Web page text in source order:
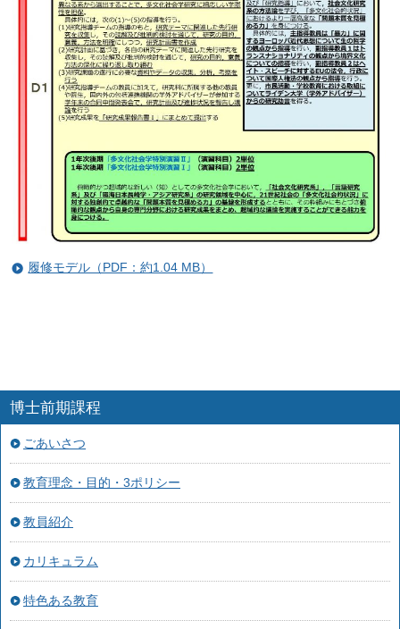
履修モデル（PDF：約1.04 MB）
博士前期課程
ごあいさつ
教育理念・目的・3ポリシー
教員紹介
カリキュラム
特色ある教育